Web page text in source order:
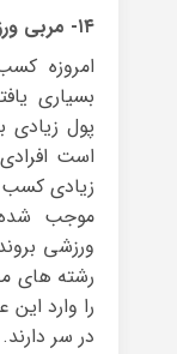
۱۴- مربی ورزشی
امروزه
بسیاری
پول
است
زیادی
موجب شده
ورزشی
رشته های
را وارد
در سر دارند.